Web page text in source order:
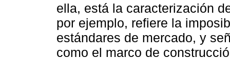
ella, está la caracterización
por ejemplo, refiere la
estándares de mercado, y
como el marco de